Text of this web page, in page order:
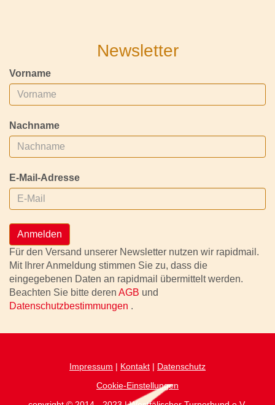
Newsletter
Vorname
Nachname
E-Mail-Adresse
Anmelden
Für den Versand unserer Newsletter nutzen wir rapidmail.
Mit Ihrer Anmeldung stimmen Sie zu, dass die
eingegebenen Daten an rapidmail übermittelt werden.
Beachten Sie bitte deren AGB und
Datenschutzbestimmungen .
Impressum | Kontakt | Datenschutz
Cookie-Einstellungen